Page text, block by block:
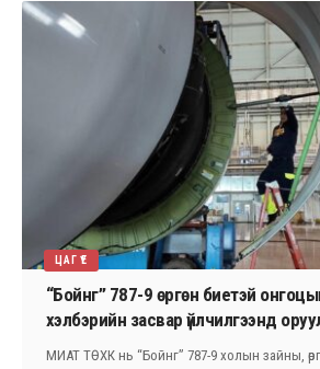
ЦАГ ҮЕ
“Бойнг” 787-9 өргөн биетэй
хэлбэрийн засвар үйлчилгээнд
МИАТ ТӨХК нь “Бойнг” 787-9 холын зайны,